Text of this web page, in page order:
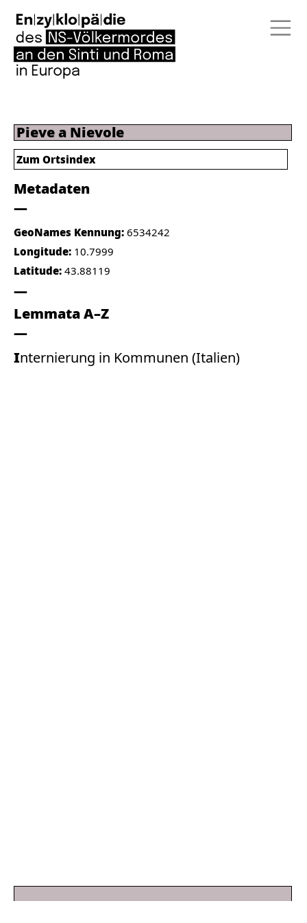
Pieve a Nievole
Metadaten
GeoNames Kennung: 6534242
Longitude: 10.7999
Latitude: 43.88119
Lemmata A–Z
Internierung in Kommunen (Italien)
Zum Ortsindex